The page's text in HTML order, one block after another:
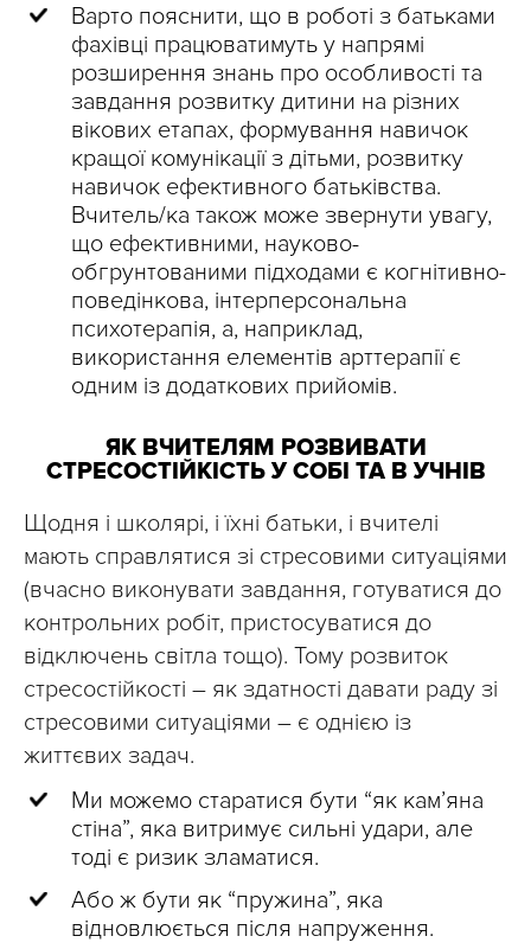
Варто пояснити, що в роботі з батьками
фахівці працюватимуть у напрямі
розширення знань про особливості та
завдання розвитку дитини на різних
вікових етапах, формування навичок
кращої комунікації з дітьми, розвитку
навичок ефективного батьківства.
Вчитель/ка також може звернути увагу,
що ефективними, науково-
обгрунтованими підходами є когнітивно-
поведінкова, інтерперсональна
психотерапія, а, наприклад,
використання елементів арттерапії є
одним із додаткових прийомів.
ЯК ВЧИТЕЛЯМ РОЗВИВАТИ
СТРЕСОСТІЙКІСТЬ У СОБІ ТА В УЧНІВ
Щодня і школярі, і їхні батьки, і вчителі
мають справлятися зі стресовими ситуаціями
(вчасно виконувати завдання, готуватися до
контрольних робіт, пристосуватися до
відключень світла тощо). Тому розвиток
стресостійкості – як здатності давати раду зі
стресовими ситуаціями – є однією із
життєвих задач.
Ми можемо старатися бути “як кам’яна
стіна”, яка витримує сильні удари, але
тоді є ризик зламатися.
Або ж бути як “пружина”, яка
відновлюється після напруження.